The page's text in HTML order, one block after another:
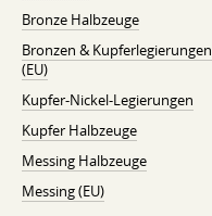
Bronze Halbzeuge
Bronzen & Kupferlegierungen
(EU)
Kupfer-Nickel-Legierungen
Kupfer Halbzeuge
Messing Halbzeuge
Messing (EU)